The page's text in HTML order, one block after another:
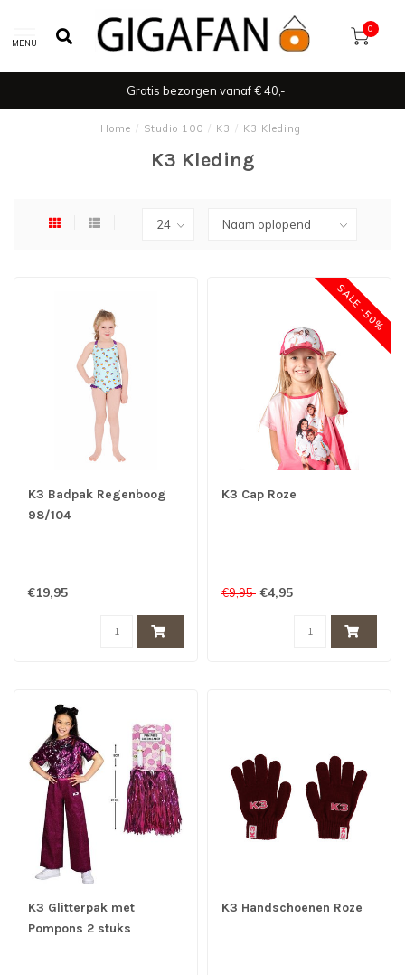
MENU
0
Gratis bezorgen vanaf € 40,-
Home / Studio 100 / K3 / K3 Kleding
K3 Kleding
K3 Badpak Regenboog
98/104
€19,95
SALE -50%
K3 Cap Roze
€9,95 €4,95
K3 Glitterpak met
Pompons 2 stuks
K3 Handschoenen Roze